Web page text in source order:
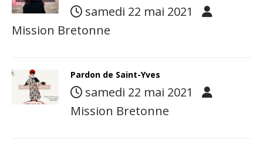
samedi 22 mai 2021
Mission Bretonne
Pardon de Saint-Yves
samedi 22 mai 2021
Mission Bretonne